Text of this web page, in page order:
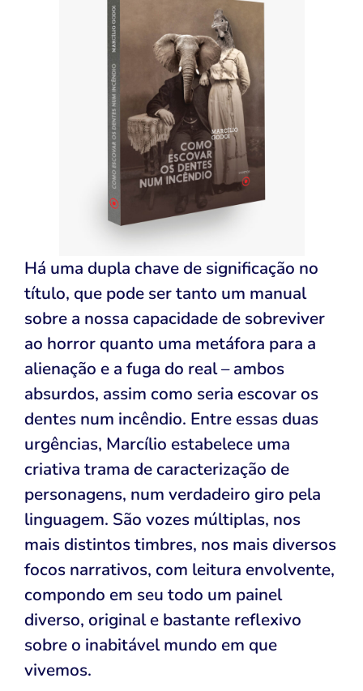
Há uma dupla chave de significação no
título, que pode ser tanto um manual
sobre a nossa capacidade de sobreviver
ao horror quanto uma metáfora para a
alienação e a fuga do real – ambos
absurdos, assim como seria escovar os
dentes num incêndio. Entre essas duas
urgências, Marcílio estabelece uma
criativa trama de caracterização de
personagens, num verdadeiro giro pela
linguagem. São vozes múltiplas, nos
mais distintos timbres, nos mais diversos
focos narrativos, com leitura envolvente,
compondo em seu todo um painel
diverso, original e bastante reflexivo
sobre o inabitável mundo em que
vivemos.